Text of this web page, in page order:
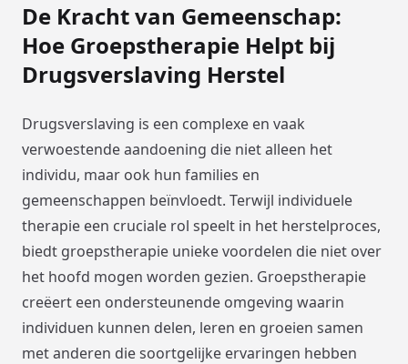
De Kracht van Gemeenschap:
Hoe Groepstherapie Helpt bij
Drugsverslaving Herstel
Drugsverslaving is een complexe en vaak
verwoestende aandoening die niet alleen het
individu, maar ook hun families en
gemeenschappen beïnvloedt. Terwijl individuele
therapie een cruciale rol speelt in het herstelproces,
biedt groepstherapie unieke voordelen die niet over
het hoofd mogen worden gezien. Groepstherapie
creëert een ondersteunende omgeving waarin
individuen kunnen delen, leren en groeien samen
met anderen die soortgelijke ervaringen hebben